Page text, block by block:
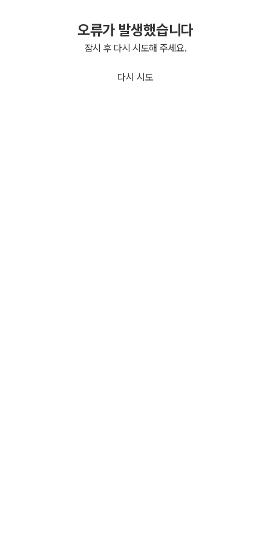
오류가 발생했습니다
잠시 후 다시 시도해 주세요.
다시 시도